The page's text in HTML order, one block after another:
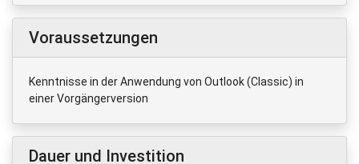
Voraussetzungen
Kenntnisse in der Anwendung von Outlook (Classic) in
einer Vorgängerversion
Dauer und Investition